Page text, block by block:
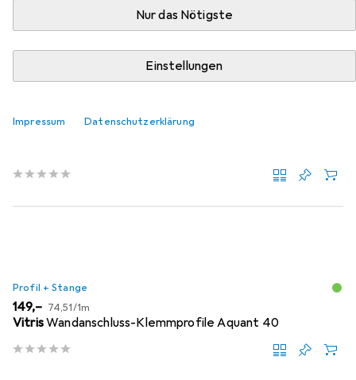
Nur das Nötigste
Einstellungen
Impressum Datenschutzerklärung
EUR
78,90
Profil + Stange
EUR
149,– EUR
74,51/1m
VitrisWandanschluss-Klemmprofile Aquant 40